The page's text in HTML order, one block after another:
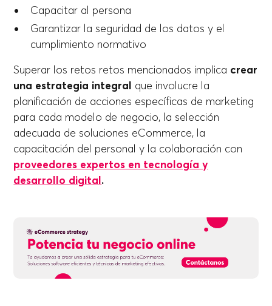
Capacitar al persona
Garantizar la seguridad de los datos y el
cumplimiento normativo
Superar los retos retos mencionados implica crear
una estrategia integral que involucre la
planificación de acciones específicas de marketing
para cada modelo de negocio, la selección
adecuada de soluciones eCommerce, la
capacitación del personal y la colaboración con
proveedores expertos en tecnología y
desarrollo digital.